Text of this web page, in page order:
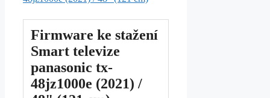
Firmware ke stažení
Smart televize
panasonic tx-
48jz1000e (2021) /